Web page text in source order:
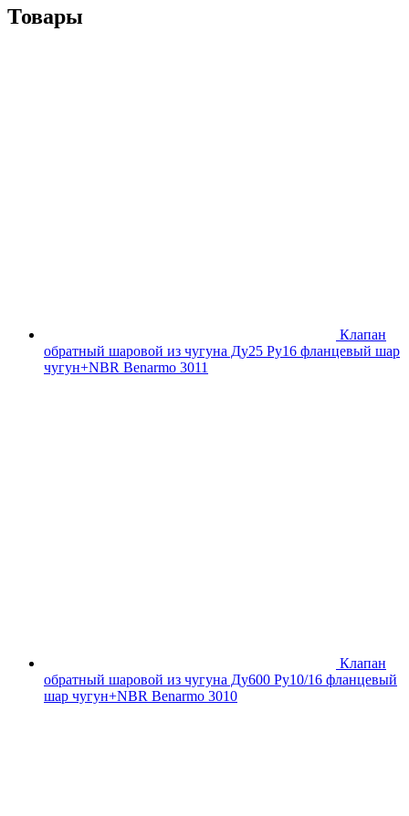
Товары
Клапан
обратный шаровой из чугуна Ду25 Ру16 фланцевый шар
чугун+NBR Benarmo 3011
Клапан
обратный шаровой из чугуна Ду600 Ру10/16 фланцевый
шар чугун+NBR Benarmo 3010